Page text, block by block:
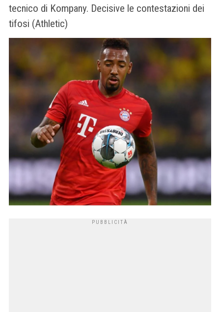
tecnico di Kompany. Decisive le contestazioni dei
tifosi (Athletic)